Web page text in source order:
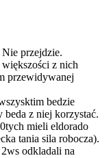
Nie przejdzie.
większości z nich
przewidywanej
bedzie
beda z niej korzystać.
mieli eldorado
tania sila robocza).
odkladali na